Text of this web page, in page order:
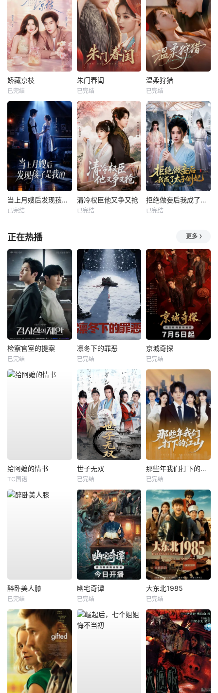
娇藏京枝
已完结
朱门春闺
已完结
温柔狩猎
已完结
当上月嫂后发现孩子是我的
已完结
清冷权臣他又争又抢
已完结
拒绝做妾后我成了太子侧妃
已完结
正在热播 更多
检察官室的提案
已完结
凛冬下的罪恶
已完结
京城奇探
已完结
给阿嬷的情书
TC国语
世子无双
已完结
那些年我们打下的江山
已完结
醉卧美人膝
已完结
幽宅奇谭
已完结
大东北1985
已完结